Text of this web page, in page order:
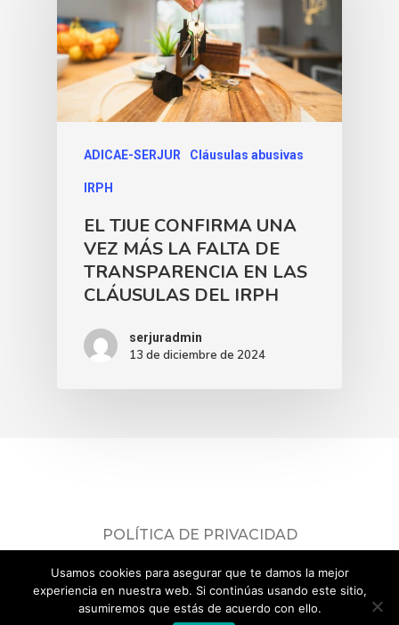
ADICAE-SERJUR Cláusulas abusivas
IRPH
EL TJUE CONFIRMA UNA
VEZ MÁS LA FALTA DE
TRANSPARENCIA EN LAS
CLÁUSULAS DEL IRPH
serjuradmin
13 de diciembre de 2024
POLÍTICA DE PRIVACIDAD
Consulta nuestrapolítica de privacidad.
© 2026 ADICAE Servicios Jurídicos.
Usamos cookies para asegurar que te damos la mejor
experiencia en nuestra web. Si continúas usando este sitio,
asumiremos que estás de acuerdo con ello.